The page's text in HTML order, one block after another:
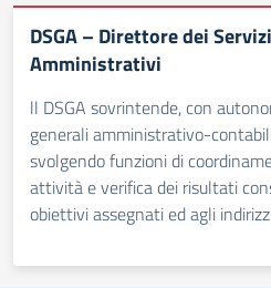
DSGA – Direttore dei
Amministrativi
ll DSGA sovrintende, con
generali amministrativo-
svolgendo funzioni di
attività e verifica dei risultati
obiettivi assegnati ed agli